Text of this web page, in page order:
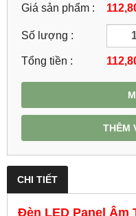
Giá sản phẩm :
Số lượng :
Tổng tiền :
THÊM
CHI TIẾT
Đèn LED Panel Âm